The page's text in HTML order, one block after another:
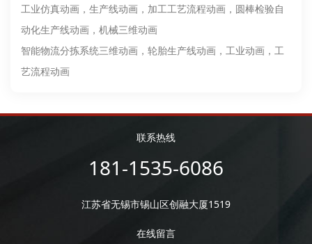
工业仿真动画，生产线动画，加工工艺流程动画，圆棒检验自
动化生产线动画，机械三维动画
智能物流分拣系统三维动画，轮胎生产线动画，工业动画，工
艺流程动画
联系热线
181-1535-6086
江苏省无锡市锡山区创融大厦1519
在线留言